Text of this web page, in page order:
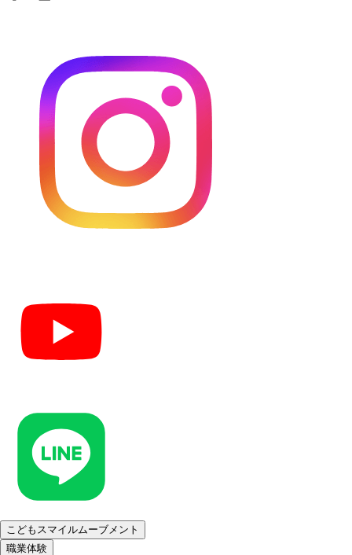
こどもスマイルムーブメント
職業体験